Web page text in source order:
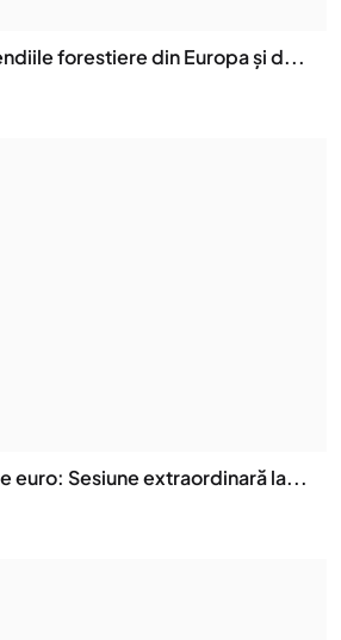
forestiere din Europa și d...
euro: Sesiune extraordinară la...